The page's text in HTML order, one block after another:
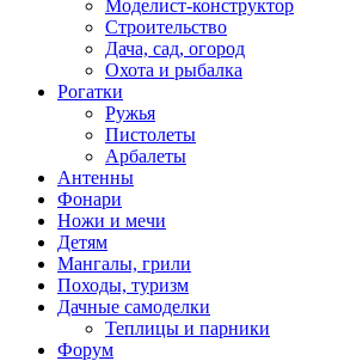
Моделист-конструктор
Строительство
Дача, сад, огород
Охота и рыбалка
Рогатки
Ружья
Пистолеты
Арбалеты
Антенны
Фонари
Ножи и мечи
Детям
Мангалы, грили
Походы, туризм
Дачные самоделки
Теплицы и парники
Форум